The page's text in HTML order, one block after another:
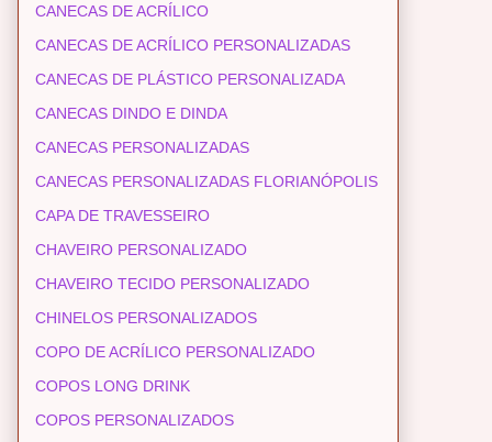
CANECAS DE ACRÍLICO
CANECAS DE ACRÍLICO PERSONALIZADAS
CANECAS DE PLÁSTICO PERSONALIZADA
CANECAS DINDO E DINDA
CANECAS PERSONALIZADAS
CANECAS PERSONALIZADAS FLORIANÓPOLIS
CAPA DE TRAVESSEIRO
CHAVEIRO PERSONALIZADO
CHAVEIRO TECIDO PERSONALIZADO
CHINELOS PERSONALIZADOS
COPO DE ACRÍLICO PERSONALIZADO
COPOS LONG DRINK
COPOS PERSONALIZADOS